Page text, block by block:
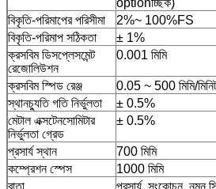
বিকৃতি-পরিমাপের পরিসীমা
2%~ 100%FS
বিকৃতি-পরিমাপ সঠিকতা
± 1%
ক্রসবিম ডিসপ্লেসমেন্ট
রেজোলিউশন
0.001 মিমি
ক্রসবিম স্পিড রেঞ্জ
0.05 ~ 500 মিমি/
স্থানচ্যুতি গতি নির্ভুলতা
± 0.5%
মেটাল এক্সটেনসোমিটার
নির্ভুলতা গ্রেড
± 0.5%
প্রসার্য স্থান
700 মিমি
কম্প্রেশন স্পেস
1000 মিমি
বাতা
প্রসার্য, সংকোচন, নমন